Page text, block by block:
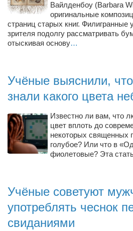
Туризм
«Траверс» —
Журналисты
Сергей Коноз
Денис Федченко
Звукорежиссёры
Guitarproduction Studio
Писатели
Поэты
Вайлденбоу (Barbara
оригинальные
страниц старых книг. Филигранные
зрителя подолгу рассматривать
отыскивая основу…
Учёные выяснили,
знали какого цвета
Известно ли вам, что
цвет вплоть до
некоторых священных
голубое? Или что в
фиолетовые? Эта
Учёные советуют
употреблять чеснок
свиданиями